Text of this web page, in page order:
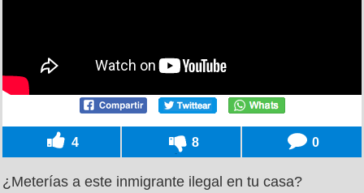
4 8 0
¿Meterías a este inmigrante ilegal en tu casa?